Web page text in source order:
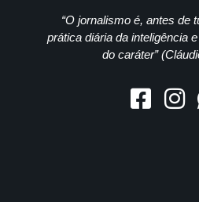
“O jornalismo é, antes de
prática diária da inteligência
do caráter”